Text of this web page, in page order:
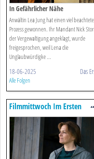
In Gefährlicher Nähe
Anwältin Lea Jung hat einen viel
Prozess gewonnen. Ihr Mandant Nick
der Vergewaltigung angeklagt, wurde
freigesprochen, weil Lena die
Unglaubwürdigke ...
18-06-2025 Das
Alle Folgen
Filmmittwoch Im Ersten